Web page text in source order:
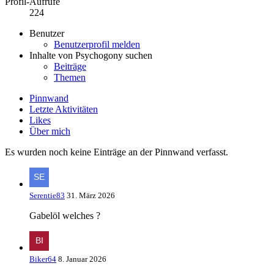
224
Benutzer
Benutzerprofil melden
Inhalte von Psychogony suchen
Beiträge
Themen
Pinnwand
Letzte Aktivitäten
Likes
Über mich
Es wurden noch keine Einträge an der Pinnwand verfasst.
Serentie83 31. März 2026
Gabelöl welches ?
Biker64 8. Januar 2026